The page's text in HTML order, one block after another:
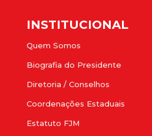
INSTITUCIONAL
Quem Somos
Biografia do Presidente
Diretoria / Conselhos
Coordenações Estaduais
Estatuto FJM